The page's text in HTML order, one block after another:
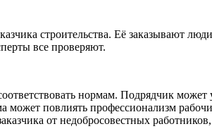
строительства. Её заказывают
все проверяют.
нормам. Подрядчик может
может повлиять профессионализм
от недобросовестных